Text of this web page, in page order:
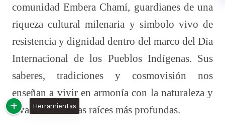
comunidad Embera Chamí, guardianes de una
riqueza cultural milenaria y símbolo vivo de
resistencia y dignidad dentro del marco del Día
Internacional de los Pueblos Indígenas. Sus
saberes, tradiciones y cosmovisión nos
enseñan a vivir en armonía con la naturaleza y
a valorar nuestras raíces más profundas.
Herramientas